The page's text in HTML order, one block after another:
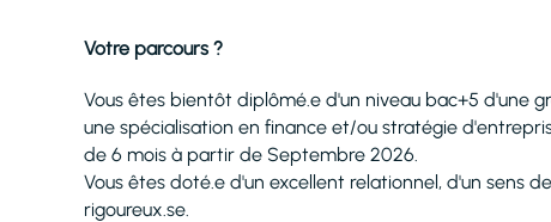
Votre parcours ?
Vous êtes bientôt diplômé.e d'un niveau bac+5 d'une
une spécialisation en finance et/ou stratégie
de 6 mois à partir de Septembre 2026.
Vous êtes doté.e d'un excellent relationnel, d'un sens
rigoureux.se.